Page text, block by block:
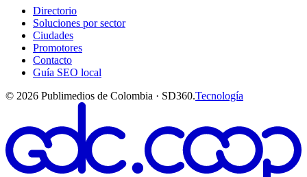
Directorio
Soluciones por sector
Ciudades
Promotores
Contacto
Guía SEO local
© 2026 Publimedios de Colombia · SD360.Tecnología